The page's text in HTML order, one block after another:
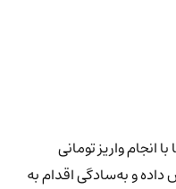
انجام واریز تومانی
و به‌سادگی اقدام به